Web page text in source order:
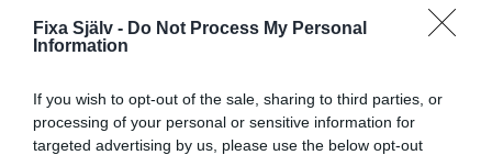
Fixa Själv - Do Not Process My Personal
Information
If you wish to opt-out of the sale, sharing to third parties, or
processing of your personal or sensitive information for
targeted advertising by us, please use the below opt-out